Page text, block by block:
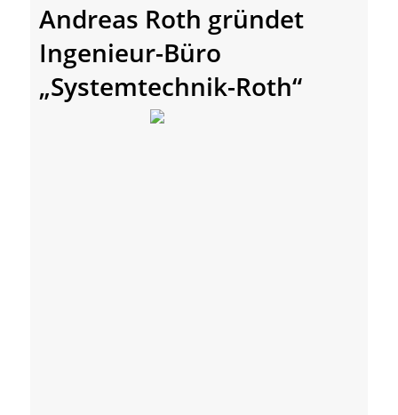
Andreas Roth gründet
Ingenieur-Büro
„Systemtechnik-Roth“